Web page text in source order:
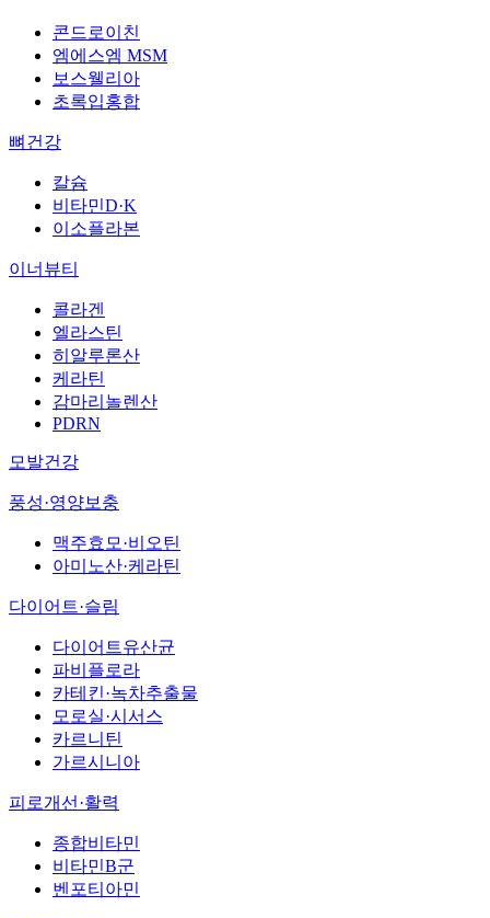
콘드로이친
엠에스엠 MSM
보스웰리아
초록입홍합
뼈건강
칼슘
비타민D·K
이소플라본
이너뷰티
콜라겐
엘라스틴
히알루론산
케라틴
감마리놀렌산
PDRN
모발건강
풍성·영양보충
맥주효모·비오틴
아미노산·케라틴
다이어트·슬림
다이어트유산균
파비플로라
카테킨·녹차추출물
모로실·시서스
카르니틴
가르시니아
피로개선·활력
종합비타민
비타민B군
벤포티아민